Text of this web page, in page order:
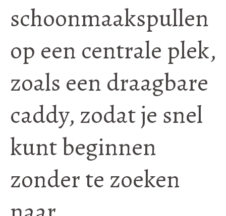
schoonmaakspullen
op een centrale plek,
zoals een draagbare
caddy, zodat je snel
kunt beginnen
zonder te zoeken